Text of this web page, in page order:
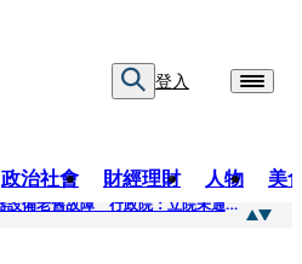
登入
政治社會 財經理財 人物 美
院區停電1小時！高壓斷路器設備老舊故障 行政院：立院未通過預算